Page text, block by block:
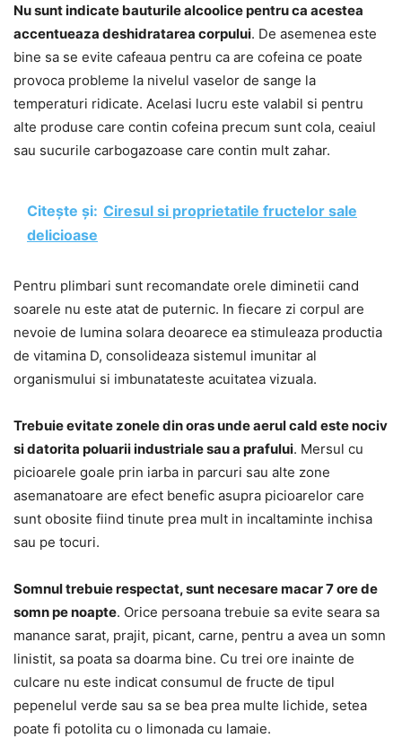
Nu sunt indicate bauturile alcoolice pentru ca acestea
accentueaza deshidratarea corpului. De asemenea este
bine sa se evite cafeaua pentru ca are cofeina ce poate
provoca probleme la nivelul vaselor de sange la
temperaturi ridicate. Acelasi lucru este valabil si pentru
alte produse care contin cofeina precum sunt cola, ceaiul
sau sucurile carbogazoase care contin mult zahar.
Citește și: Ciresul si proprietatile fructelor sale
delicioase
Pentru plimbari sunt recomandate orele diminetii cand
soarele nu este atat de puternic. In fiecare zi corpul are
nevoie de lumina solara deoarece ea stimuleaza productia
de vitamina D, consolideaza sistemul imunitar al
organismului si imbunatateste acuitatea vizuala.
Trebuie evitate zonele din oras unde aerul cald este nociv
si datorita poluarii industriale sau a prafului. Mersul cu
picioarele goale prin iarba in parcuri sau alte zone
asemanatoare are efect benefic asupra picioarelor care
sunt obosite fiind tinute prea mult in incaltaminte inchisa
sau pe tocuri.
Somnul trebuie respectat, sunt necesare macar 7 ore de
somn pe noapte. Orice persoana trebuie sa evite seara sa
manance sarat, prajit, picant, carne, pentru a avea un somn
linistit, sa poata sa doarma bine. Cu trei ore inainte de
culcare nu este indicat consumul de fructe de tipul
pepenelul verde sau sa se bea prea multe lichide, setea
poate fi potolita cu o limonada cu lamaie.